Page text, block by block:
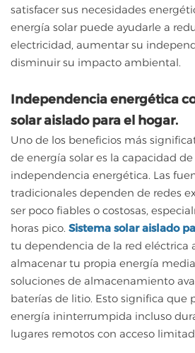
satisfacer sus necesidades
energía solar puede ayudarle a
electricidad, aumentar su
disminuir su impacto ambiental.
Independencia energética
solar aislado para el hogar.
Uno de los beneficios más
de energía solar es la capacidad
independencia energética. Las
tradicionales dependen de redes
ser poco fiables o costosas,
horas pico. Sistema solar aislado
tu dependencia de la red eléctrica
almacenar tu propia energía
soluciones de almacenamiento
baterías de litio. Esto significa que
energía ininterrumpida incluso
lugares remotos con acceso